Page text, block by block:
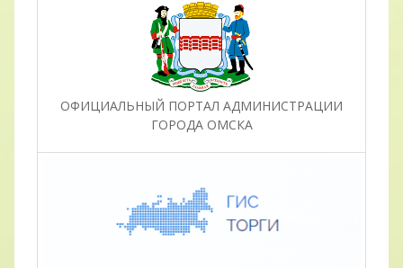
ОФИЦИАЛЬНЫЙ ПОРТАЛ АДМИНИСТРАЦИИ
ГОРОДА ОМСКА